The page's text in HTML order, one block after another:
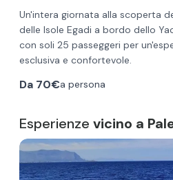
Un'intera giornata alla scoperta
delle Isole Egadi a bordo dello
con soli 25 passeggeri per
esclusiva e confortevole.
• Arrivo a Favignana: sosta di
della tonnara o raggiungere le
dell'isola, tra cui Cala Rossa e
soste per il bagno
Da 70€a persona
Esperienze vicino a